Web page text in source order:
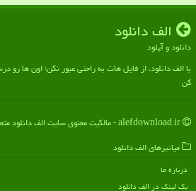
الف دانلود
دانلود و آپلود
با الف دانلود، از فایل هات به راحتی عبور نکن؛ اون ها
کن
میانبرهای الف دانلود
درباره ما
بک لینک در الف دانلود